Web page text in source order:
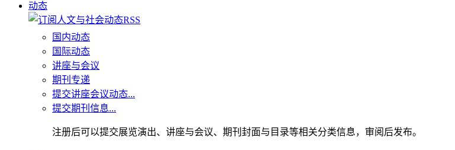
动态
国内动态
国际动态
讲座与会议
期刊专递
提交讲座会议动态...
提交期刊信息...
注册后可以提交展览演出、讲座与会议、期刊封面与目录等相关分类信息，审阅后发布。